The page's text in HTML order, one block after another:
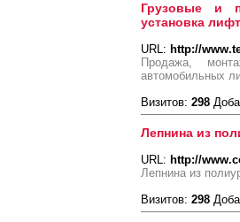
Грузовые и
установка
URL: http://
Продажа,
автомобильных
Визитов: 298
Лепнина из
URL: http://
Лепнина из
Визитов: 298